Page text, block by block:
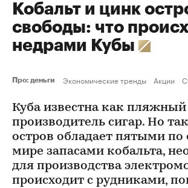
Кобальт и цинк
свободы: что
недрами Кубы
Про: деньги Экономические тренды Акции
Куба известна как пляжный
производитель сигар. Но
остров обладает пятыми по
мире запасами кобальта,
для производства
происходит с рудниками,